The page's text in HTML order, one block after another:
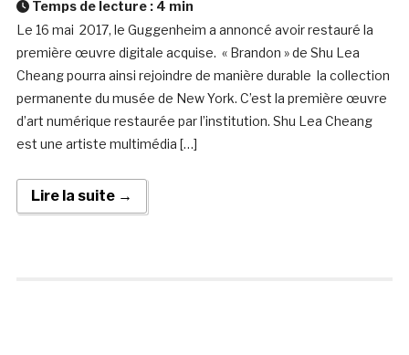
Temps de lecture : 4 min
Le 16 mai 2017, le Guggenheim a annoncé avoir restauré la
première œuvre digitale acquise. « Brandon » de Shu Lea
Cheang pourra ainsi rejoindre de manière durable la collection
permanente du musée de New York. C’est la première œuvre
d’art numérique restaurée par l’institution. Shu Lea Cheang
est une artiste multimédia […]
Lire la suite →